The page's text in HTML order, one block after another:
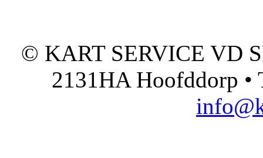
© KART SERVICE VD
2131HA Hoofddorp •